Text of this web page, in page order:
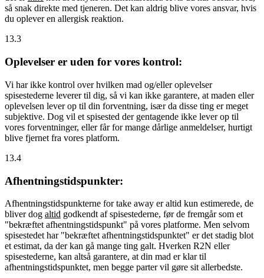
så snak direkte med tjeneren. Det kan aldrig blive vores ansvar, hvis
du oplever en allergisk reaktion.
13.3
Oplevelser er uden for vores kontrol:
Vi har ikke kontrol over hvilken mad og/eller oplevelser
spisestederne leverer til dig, så vi kan ikke garantere, at maden eller
oplevelsen lever op til din forventning, især da disse ting er meget
subjektive. Dog vil et spisested der gentagende ikke lever op til
vores forventninger, eller får for mange dårlige anmeldelser, hurtigt
blive fjernet fra vores platform.
13.4
Afhentningstidspunkter:
Afhentningstidspunkterne for take away er altid kun estimerede, de
bliver dog altid godkendt af spisestederne, før de fremgår som et
"bekræftet afhentningstidspunkt" på vores platforme. Men selvom
spisestedet har "bekræftet afhentningstidspunktet" er det stadig blot
et estimat, da der kan gå mange ting galt. Hverken R2N eller
spisestederne, kan altså garantere, at din mad er klar til
afhentningstidspunktet, men begge parter vil gøre sit allerbedste.